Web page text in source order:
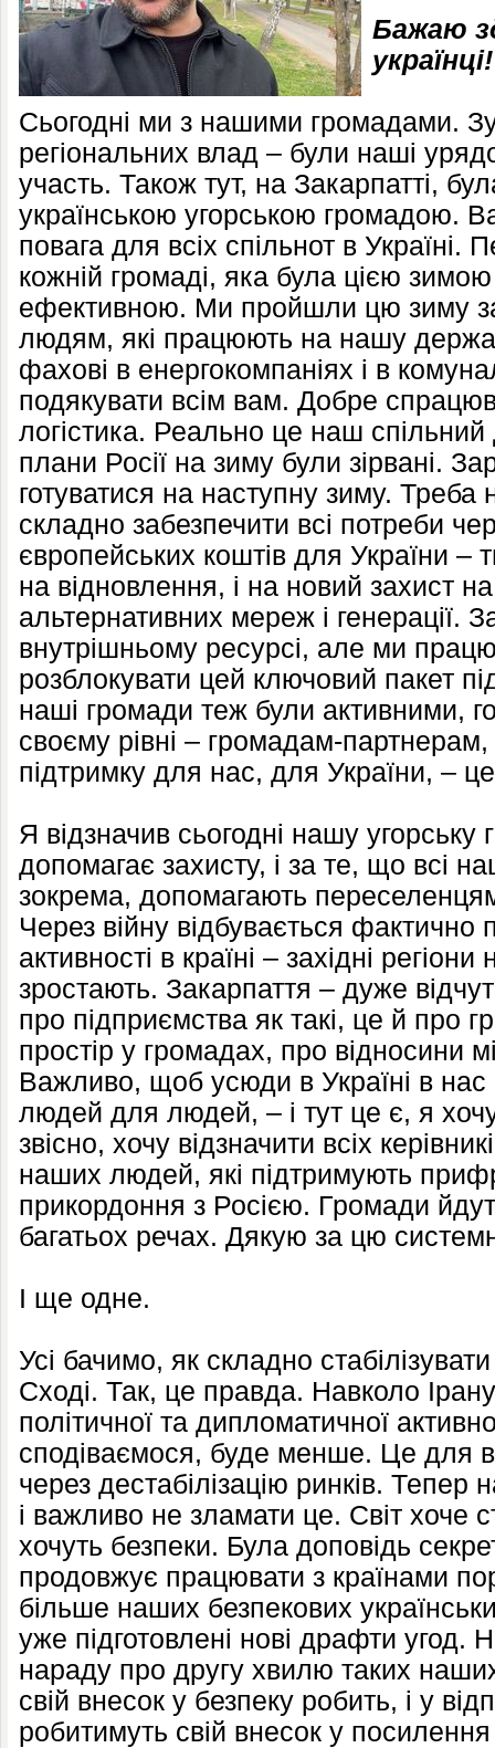
Бажаю
українці!
Сьогодні ми з нашими громадами.
регіональних влад – були наші
участь. Також тут, на Закарпатті,
українською угорською громадою.
повага для всіх спільнот в Україні.
кожній громаді, яка була цією
ефективною. Ми пройшли цю зиму
людям, які працюють на нашу
фахові в енергокомпаніях і в
подякувати всім вам. Добре
логістика. Реально це наш
плани Росії на зиму були зірвані.
готуватися на наступну зиму. Треба
складно забезпечити всі потреби
європейських коштів для України –
на відновлення, і на новий захист
альтернативних мереж і генерації.
внутрішньому ресурсі, але ми
розблокувати цей ключовий пакет
наші громади теж були активними,
своєму рівні – громадам-
підтримку для нас, для України, –
Я відзначив сьогодні нашу
допомагає захисту, і за те, що всі
зокрема, допомагають
Через війну відбувається фактично
активності в країні – західні
зростають. Закарпаття – дуже
про підприємства як такі, це й про
простір у громадах, про
Важливо, щоб усюди в Україні в нас
людей для людей, – і тут це є, я
звісно, хочу відзначити всіх
наших людей, які підтримують
прикордоння з Росією. Громади
багатьох речах. Дякую за цю
І ще одне.
Усі бачимо, як складно
Сході. Так, це правда. Навколо
політичної та дипломатичної
сподіваємося, буде менше. Це для
через дестабілізацію ринків.
і важливо не зламати це. Світ хоче
хочуть безпеки. Була доповідь
продовжує працювати з країнами
більше наших безпекових
уже підготовлені нові драфти угод.
нараду про другу хвилю таких
свій внесок у безпеку робить, і у
робитимуть свій внесок у